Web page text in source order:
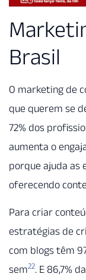
Brasil
O marketing de
que querem se
72% dos
aumenta o
porque ajuda as
oferecendo
Para criar
estratégias de
com blogs têm
sem22. E 86,7%